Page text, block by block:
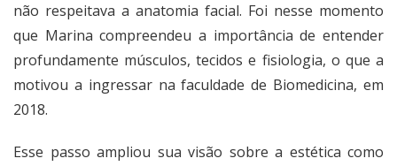
não respeitava a anatomia facial. Foi nesse momento
que Marina compreendeu a importância de entender
profundamente músculos, tecidos e fisiologia, o que a
motivou a ingressar na faculdade de Biomedicina, em
2018.
Esse passo ampliou sua visão sobre a estética como